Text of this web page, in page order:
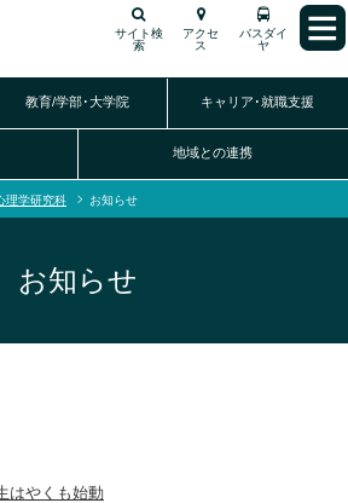
サイト検
索
アクセ
ス
バスダイ
ヤ
教育/学部･大学院 キャリア･就職支援
地域との連携
理学研究科 お知らせ
お知らせ
はやくも始動